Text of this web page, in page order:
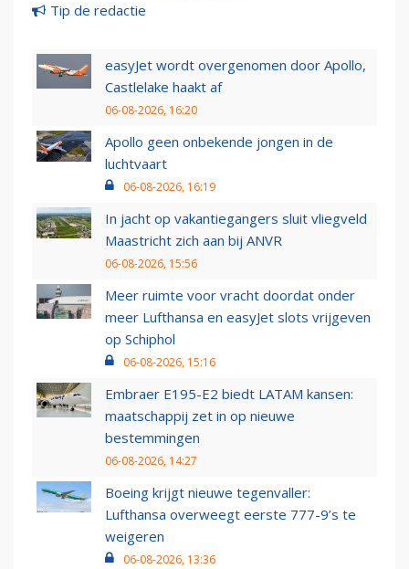
Tip de redactie
easyJet wordt overgenomen door Apollo,
Castlelake haakt af
06-08-2026, 16:20
Apollo geen onbekende jongen in de
luchtvaart
06-08-2026, 16:19
In jacht op vakantiegangers sluit vliegveld
Maastricht zich aan bij ANVR
06-08-2026, 15:56
Meer ruimte voor vracht doordat onder
meer Lufthansa en easyJet slots vrijgeven
op Schiphol
06-08-2026, 15:16
Embraer E195-E2 biedt LATAM kansen:
maatschappij zet in op nieuwe
bestemmingen
06-08-2026, 14:27
Boeing krijgt nieuwe tegenvaller:
Lufthansa overweegt eerste 777-9’s te
weigeren
06-08-2026, 13:36